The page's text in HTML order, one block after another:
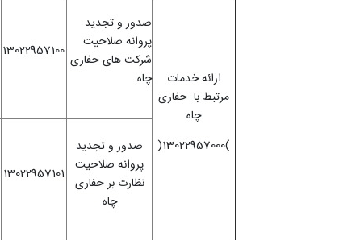
13022957100
صدور و تجدید
پروانه صلاحیت
شرکت های حفاری
چاه
ارائه خدمات
مرتبط با حفاری
چاه
)13022957000(
13022957101
صدور و تجدید
پروانه صلاحیت
نظارت بر حفاری
چاه